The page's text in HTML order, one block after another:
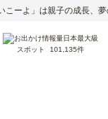
ーよ」は親子の成長、夢
スポット 101,135件